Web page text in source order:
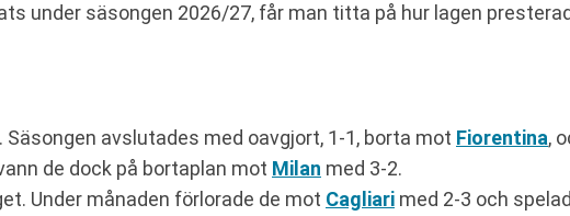
under säsongen 2026/27, får man titta på hur lagen
avslutades med oavgjort, 1-1, borta mot Fiorentina,
de dock på bortaplan mot Milan med 3-2.
Under månaden förlorade de mot Cagliari med 2-3 och